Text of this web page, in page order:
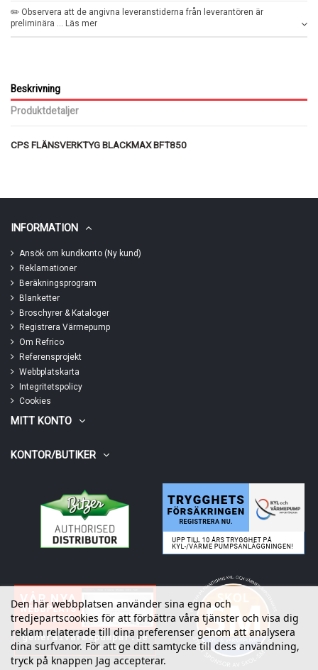
✏️ Observera att de angivna leveranstiderna från leverantören är
preliminära ... Läs mer
Beskrivning
Produktdetaljer
CPS FLÄNSVERKTYG BLACKMAX BFT850
INFORMATION
Ansök om kundkonto (Ny kund)
Reklamationer
Beräkningsprogram
Blanketter
Broschyrer & Kataloger
Registrera Värmepump
Om Refrico
Referensprojekt
Webbplatskarta
Integritetspolicy
Cookies
MITT KONTO
KONTOR/BUTIKER
Den här webbplatsen använder sina egna och
tredjepartscookies för att förbättra våra tjänster och visa dig
reklam relaterade till dina preferenser genom att analysera
dina surfvanor. För att ge ditt samtycke till dess användning,
tryck på knappen Jag accepterar.